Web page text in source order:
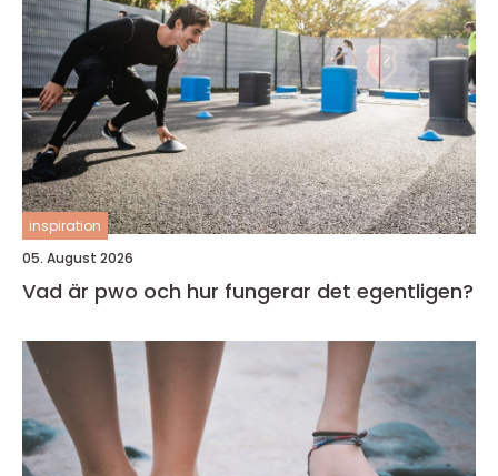
inspiration
05. August 2026
Vad är pwo och hur fungerar det egentligen?